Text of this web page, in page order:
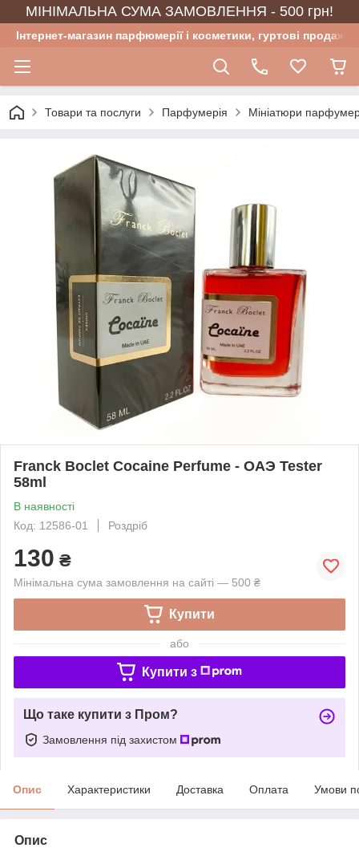
МІНІМАЛЬНА СУМА ЗАМОВЛЕННЯ - 500 грн!
Інтернет-магазин парфюмерії і косметики, гуртові продажі
Товари та послуги Парфумерія Мініатюри
Franck Boclet Cocaine Perfume - ОАЭ Tester
58ml
В наявності
Код: 12586-01
Роздріб
130 ₴
Мінімальна сума замовлення на сайті — 500 ₴
Купити
або
Купити з
Що таке купити з Пром?
Замовлення під захистом
Опис Характеристики Доставка Оплата Умови
Опис